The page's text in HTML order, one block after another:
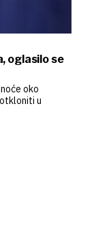
oglasilo se
oko
u